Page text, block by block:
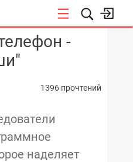
КОНФЕРЕНЦИИ -
1396 прочтений
наделяет